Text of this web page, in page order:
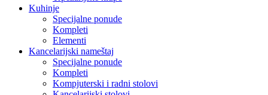
Kuhinje
Specijalne ponude
Kompleti
Elementi
Kancelarijski nameštaj
Specijalne ponude
Kompleti
Kompjuterski i radni stolovi